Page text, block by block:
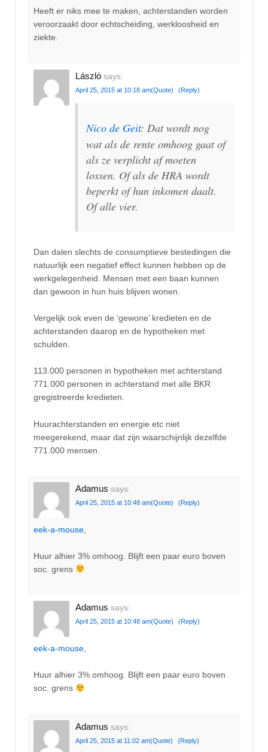
Heeft er niks mee te maken, achterstanden worden
veroorzaakt door echtscheiding, werkloosheid en
ziekte.
László says:
April 25, 2015 at 10:18 am(Quote) (Reply)
Nico de Geit: Dat wordt nog
wat als de rente omhoog gaat of
als ze verplicht af moeten
lossen. Of als de HRA wordt
beperkt of hun inkomen daalt.
Of alle vier.
Dan dalen slechts de consumptieve bestedingen die
natuurlijk een negatief effect kunnen hebben op de
werkgelegenheid. Mensen met een baan kunnen
dan gewoon in hun huis blijven wonen.
Vergelijk ook even de ‘gewone’ kredieten en de
achterstanden daarop en de hypotheken met
schulden.
113.000 personen in hypotheken met achterstand
771.000 personen in achterstand met alle BKR
gregistreerde kredieten.
Huurachterstanden en energie etc niet
meegerekend, maar dat zijn waarschijnlijk dezelfde
771.000 mensen.
Adamus says:
April 25, 2015 at 10:48 am(Quote) (Reply)
eek-a-mouse
Huur alhier 3% omhoog. Blijft een paar euro boven
soc. grens
Adamus says:
April 25, 2015 at 10:48 am(Quote) (Reply)
eek-a-mouse
Huur alhier 3% omhoog. Blijft een paar euro boven
soc. grens
Adamus says:
April 25, 2015 at 11:02 am(Quote) (Reply)